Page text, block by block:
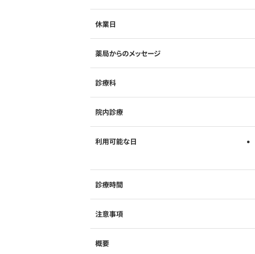
休業日
薬局からのメッセージ
診療科
院内診療
利用可能な日
診療時間
注意事項
概要